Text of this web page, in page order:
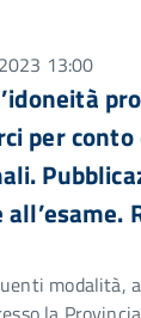
13:00
per
modalità,